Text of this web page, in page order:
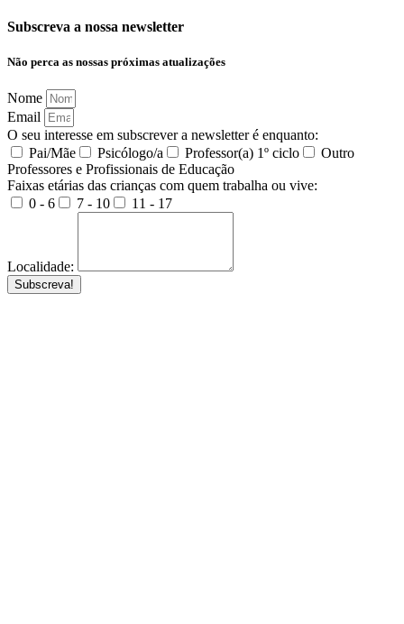
Subscreva a nossa newsletter
Não perca as nossas próximas atualizações
Nome
Email
O seu interesse em subscrever a newsletter é enquanto:
Pai/Mãe
Psicólogo/a Professor(a) 1º ciclo
Outro
Professores e Profissionais de Educação
Faixas etárias das crianças com quem trabalha ou vive:
0 - 6
7 - 10 11 - 17
Localidade:
Subscreva!